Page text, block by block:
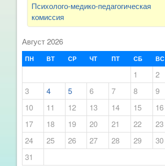
Психолого-медико-педагогическая
комиссия
Август 2026
ПН ВТ СР ЧТ ПТ СБ ВС
1
2
3
4 5 6 7 8
9
10
11 12 13 14 15
16
17
18 19 20 21 22
23
24
25 26 27 28 29
30
31